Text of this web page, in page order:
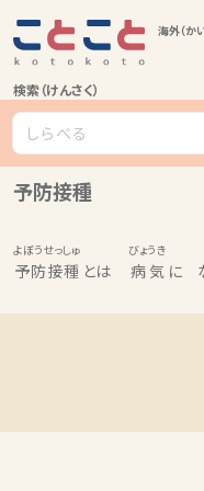
海外（か
検索（けんさく）
予防接種
予防接種
よぼうせっしゅ
とは 病気
びょうき
に